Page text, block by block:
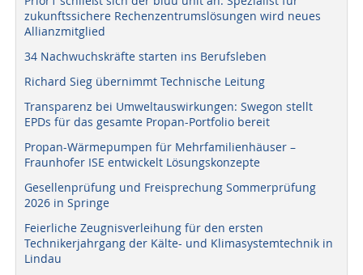
zukunftssichere Rechenzentrumslösungen wird neues
Allianzmitglied
34 Nachwuchskräfte starten ins Berufsleben
Richard Sieg übernimmt Technische Leitung
Transparenz bei Umweltauswirkungen: Swegon stellt
EPDs für das gesamte Propan-Portfolio bereit
Propan-Wärmepumpen für Mehrfamilienhäuser –
Fraunhofer ISE entwickelt Lösungskonzepte
Gesellenprüfung und Freisprechung Sommerprüfung
2026 in Springe
Feierliche Zeugnisverleihung für den ersten
Technikerjahrgang der Kälte- und Klimasystemtechnik in
Lindau